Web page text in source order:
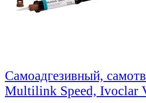
Самоадгезивный,
Multilink Speed, Ivoclar